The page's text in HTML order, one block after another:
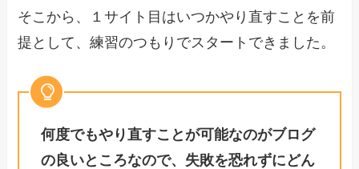
そこから、１サイト目はいつかやり直すことを前
提として、練習のつもりでスタートできました。
何度でもやり直すことが可能なのがブログ
の良いところなので、失敗を恐れずにどん